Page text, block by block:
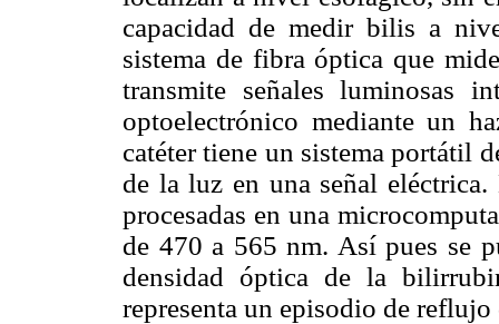
capacidad de medir bilis a
sistema de fibra óptica que
transmite señales luminosas
optoelectrónico mediante un
catéter tiene un sistema portátil
de la luz en una señal
procesadas en una
de 470 a 565 nm. Así pues se
densidad óptica de la
representa un episodio de